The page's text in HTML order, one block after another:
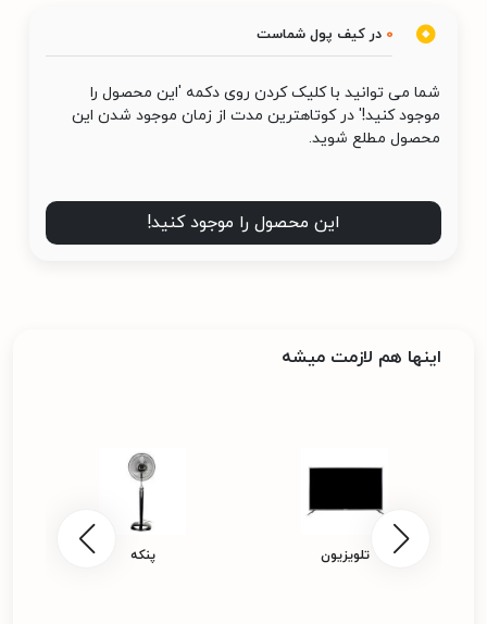
0 در کیف پول شماست
شما می توانید با کلیک کردن روی دکمه 'این محصول را
موجود کنید!' در کوتاهترین مدت از زمان موجود شدن این
محصول مطلع شوید.
این محصول را موجود کنید!
اینها هم لازمت میشه
تلویزیون پنکه